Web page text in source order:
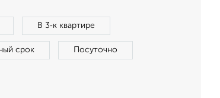
В 3‑к квартире
срок Посуточно